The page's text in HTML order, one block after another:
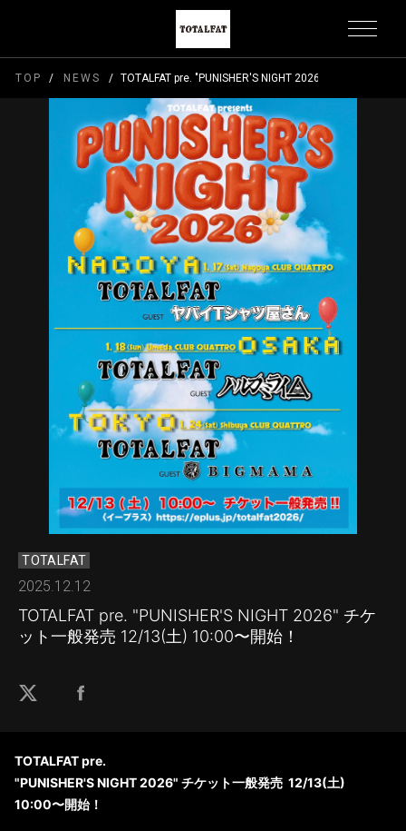
TOP NEWS TOTALFAT pre. "PUNISHER'S NIGHT 2026" チケット一般
TOTALFAT
2025.12.12
TOTALFAT pre. "PUNISHER'S NIGHT 2026" チケ
ット一般発売 12/13(土) 10:00〜開始！
TOTALFAT pre.
"PUNISHER'S NIGHT 2026" チケット一般発売 12/13(土)
10:00〜開始！